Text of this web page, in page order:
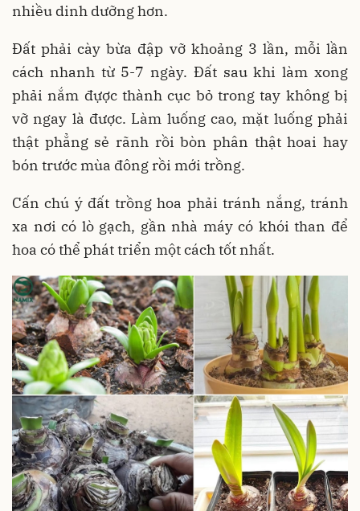
nhiều dinh dưỡng hơn.
Đất phải cày bừa đập vỡ khoảng 3 lần, mỗi lần
cách nhanh từ 5-7 ngày. Đất sau khi làm xong
phải nắm đựợc thành cục bỏ trong tay không bị
vỡ ngay là được. Làm luống cao, mặt luống phải
thật phẳng sẻ rãnh rồi bòn phân thật hoai hay
bón trước mùa đông rồi mới trồng.
Cấn chú ý đất trồng hoa phải tránh nắng, tránh
xa nơi có lò gạch, gần nhà máy có khói than để
hoa có thể phát triển một cách tốt nhất.